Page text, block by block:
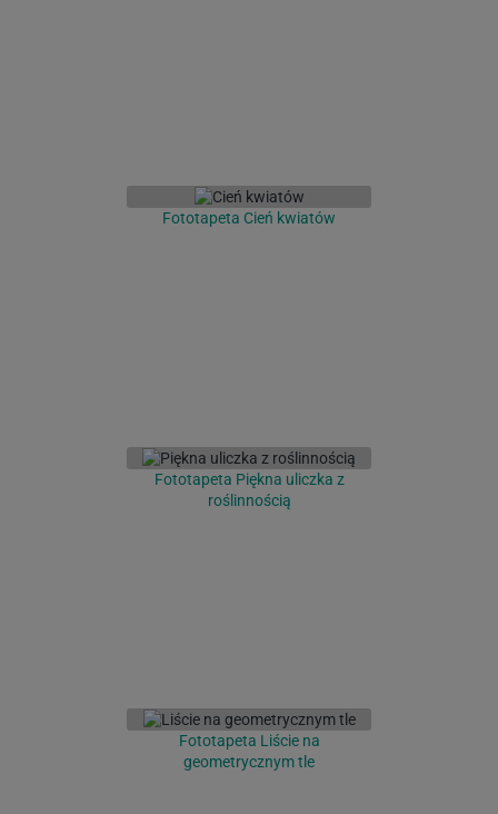
Fototapeta Cień kwiatów
Fototapeta Piękna uliczka z
roślinnością
Fototapeta Liście na
geometrycznym tle